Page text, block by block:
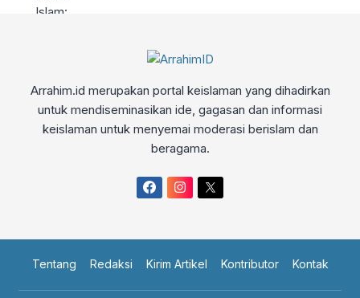
Arrahim.id merupakan portal keislaman yang dihadirkan
untuk mendiseminasikan ide, gagasan dan informasi
keislaman untuk menyemai moderasi berislam dan
beragama.
Tentang Redaksi Kirim Artikel Kontributor Kontak